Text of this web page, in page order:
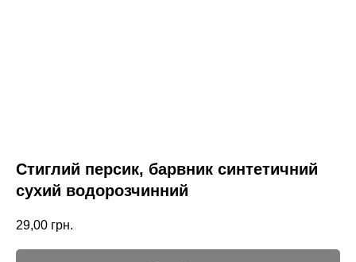
Стиглий персик, барвник синтетичний
сухий водорозчинний
29,00 грн.